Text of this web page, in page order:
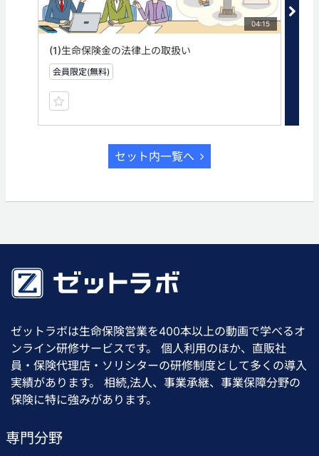
04:15
(1)生命保険金の法律上の取扱い
会員限定(無料)
セット内一覧へ
ゼットラボは生命保険営業を400本以上の動画で学べるオ
ンライン研修サービスです。 個人利用のほか、直販社
員・保険代理店・ソリシターの研修制度として多くの導入
実績があります。 相続,法人、事業承継、事業保障分野の
保険に特に強みがあります。
専門分野